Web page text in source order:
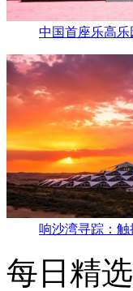
中国首座乐高
响沙湾寻踪：
每日精选